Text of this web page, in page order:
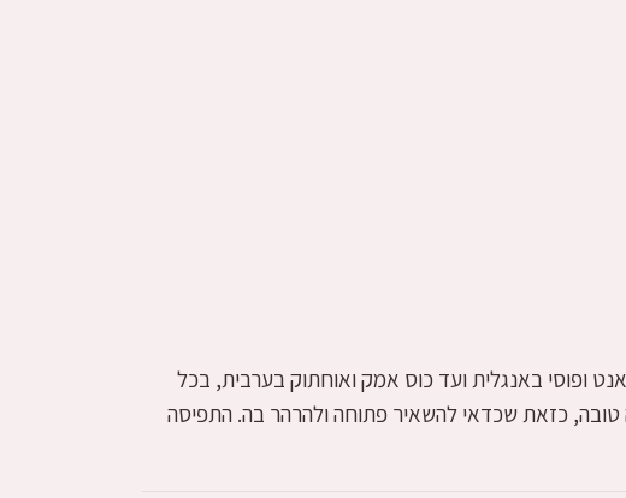
ופוסי באנגלית ועד כוס אמק ואוחתוק בערבית, בכל
כזאת שכדאי להשאיר פתוחה ולהרהר בה. התפיסה